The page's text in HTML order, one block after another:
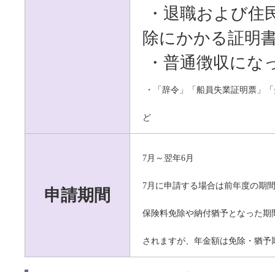
・退職および住
除にかかる証明
・普通徴収にな
・「辞令」「船員失業証明票」
ど
申請期間
7月～翌年6月
7月に申請する場合は前年度の期
保険料免除や納付猶予となった
されますが、年金額は免除・猶